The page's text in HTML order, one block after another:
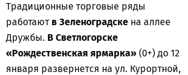
Традиционные торговые ряды
работают в Зеленоградске на аллее
Дружбы. В Светлогорске
«Рождественская ярмарка» (0+) до 12
января развернется на ул. Курортной,